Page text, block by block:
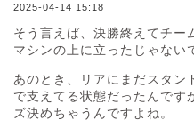
2025-04-14 15:18
そう言えば、決勝終えてチー
マシンの上に立ったじゃない
あのとき、リアにまだスタン
で支えてる状態だったんです
ズ決めちゃうんですよね。